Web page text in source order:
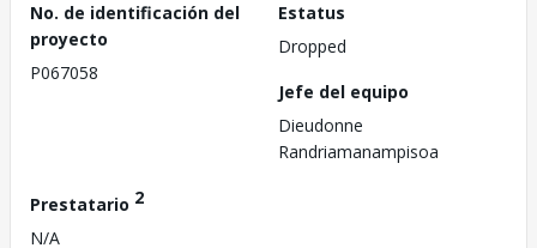
No. de identificación del
proyecto
P067058
Estatus
Dropped
Jefe del equipo
Dieudonne
Randriamanampisoa
Prestatario 2
N/A